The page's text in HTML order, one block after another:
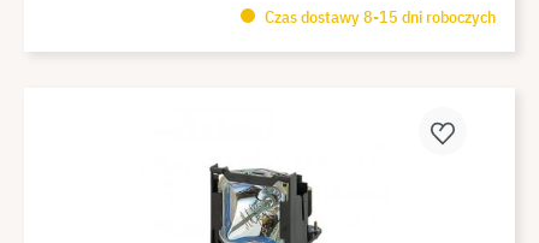
Czas dostawy 8-15 dni roboczych